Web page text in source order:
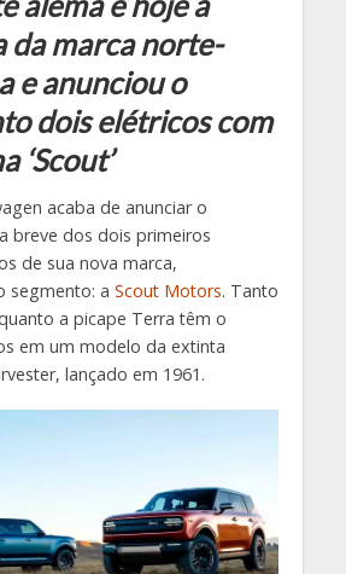
da marca norte-
e anunciou o
dois elétricos com
‘Scout’
acaba de anunciar o
breve dos dois primeiros
de sua nova marca,
segmento: a Scout Motors. Tanto
a picape Terra têm o
em um modelo da extinta
lançado em 1961.